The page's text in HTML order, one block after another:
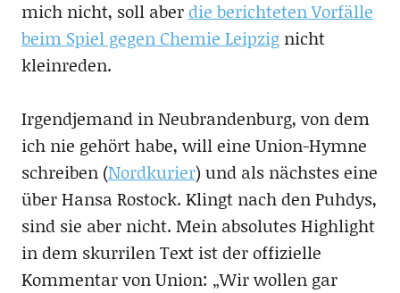
mich nicht, soll aber die berichteten Vorfälle
beim Spiel gegen Chemie Leipzignicht
kleinreden.
Irgendjemand in Neubrandenburg, von dem
ich nie gehört habe, will eine Union-Hymne
schreiben (Nordkurier) und als nächstes eine
über Hansa Rostock. Klingt nach den Puhdys,
sind sie aber nicht. Mein absolutes Highlight
in dem skurrilen Text ist der offizielle
Kommentar von Union: „Wir wollen gar